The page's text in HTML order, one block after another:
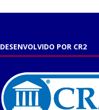
DESENVOLVIDO POR CR2